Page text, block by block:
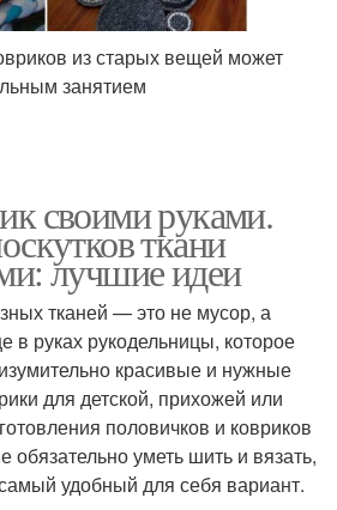
из старых вещей может
занятием
своими руками.
ткани
лучшие идеи
тканей — это не мусор, а
в руках рукодельницы, которое
красивые и нужные
для детской, прихожей или
половичков и ковриков
обязательно уметь шить и вязать,
удобный для себя вариант.